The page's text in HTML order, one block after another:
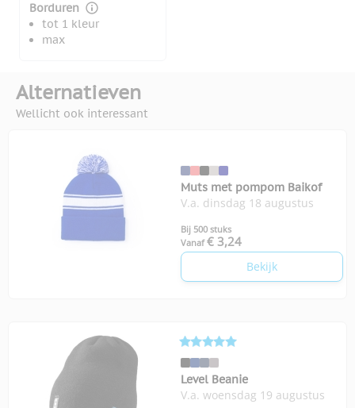
Borduren
tot 1 kleur
max
Alternatieven
Wellicht ook interessant
Muts met pompom Baikof
V.a. dinsdag 18 augustus
Bij 500 stuks
Vanaf € 3,24
Bekijk
Level Beanie
V.a. woensdag 19 augustus